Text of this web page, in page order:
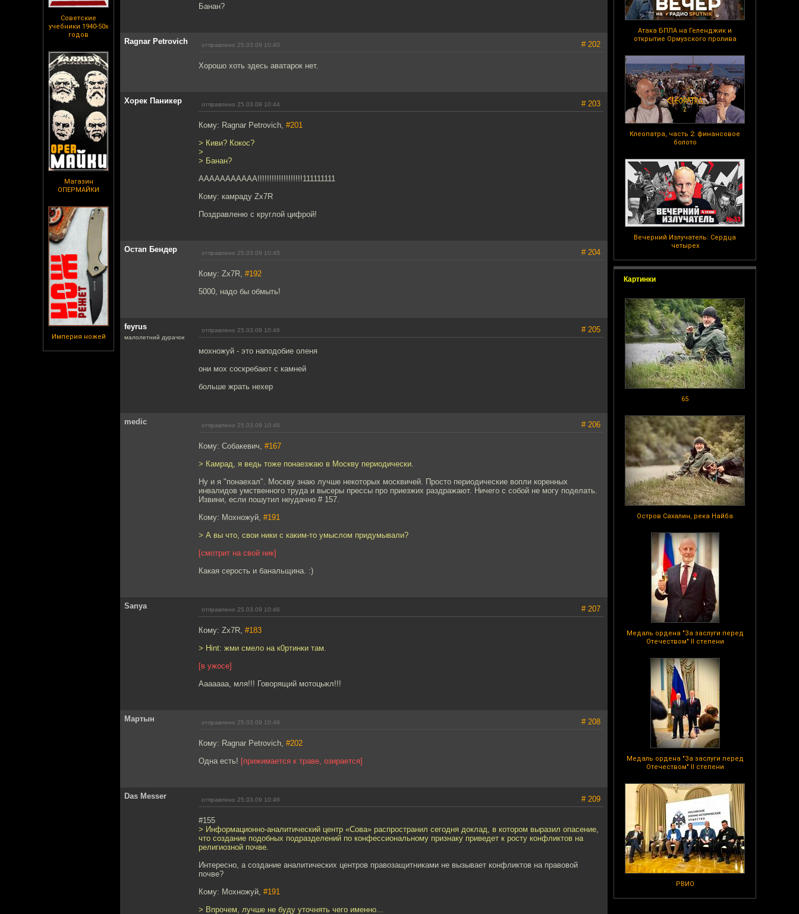
Советские
учебники 1940-50х
годов
Магазин
ОПЕРМАЙКИ
Империя ножей
Атака БПЛА на Геленджик и
открытие Ормузского пролива
Клеопатра, часть 2: финансовое
болото
Вечерний Излучатель: Сердца
четырех
Картинки
65
Остров Сахалин, река Найба
Медаль ордена "За заслуги перед
Отечеством" II степени
Медаль ордена "За заслуги перед
Отечеством" II степени
РВИО
Банан?
Ragnar Petrovich отправлено 25.03.09 10:40 # 202
Хорошо хоть здесь аватарок нет.
Хорек Паникер отправлено 25.03.09 10:44 # 203
Кому: Ragnar Petrovich, #201
> Киви? Кокос?
>
> Банан?
ААААААААААА!!!!!!!!!!!!!!!!!!!111111111
Кому: камраду Zx7R
Поздравленю с круглой цифрой!
Остап Бендер отправлено 25.03.09 10:45 # 204
Кому: Zx7R, #192
5000, надо бы обмыть!
feyrus
малолетний дурачок
отправлено 25.03.09 10:46 # 205
мохножуй - это наподобие оленя
они мох соскребают с камней
больше жрать нехер
medic отправлено 25.03.09 10:46 # 206
Кому: Собакевич, #167
> Камрад, я ведь тоже понаезжаю в Москву периодически.
Ну и я "понаехал". Москву знаю лучше некоторых москвичей. Просто периодические вопли коренных
инвалидов умственного труда и высеры прессы про приезжих раздражают. Ничего с собой не могу поделать.
Извини, если пошутил неудачно # 157.
Кому: Мохножуй, #191
> А вы что, свои ники с каким-то умыслом придумывали?
[смотрит на свой ник]
Какая серость и банальщина. :)
Sanya отправлено 25.03.09 10:46 # 207
Кому: Zx7R, #183
> Hint: жми смело на к0ртинки там.
[в ужосе]
Ааааааа, мля!!! Говорящий мотоцыкл!!!
Мартын отправлено 25.03.09 10:46 # 208
Кому: Ragnar Petrovich, #202
Одна есть! [прижимается к траве, озирается]
Das Messer отправлено 25.03.09 10:46 # 209
#155
> Информационно-аналитический центр «Сова» распространил сегодня доклад, в котором выразил опасение,
что создание подобных подразделений по конфессиональному признаку приведет к росту конфликтов на
религиозной почве.
Интересно, а создание аналитических центров правозащитниками не вызывает конфликтов на правовой
почве?
Кому: Мохножуй, #191
> Впрочем, лучше не буду уточнять чего именно...